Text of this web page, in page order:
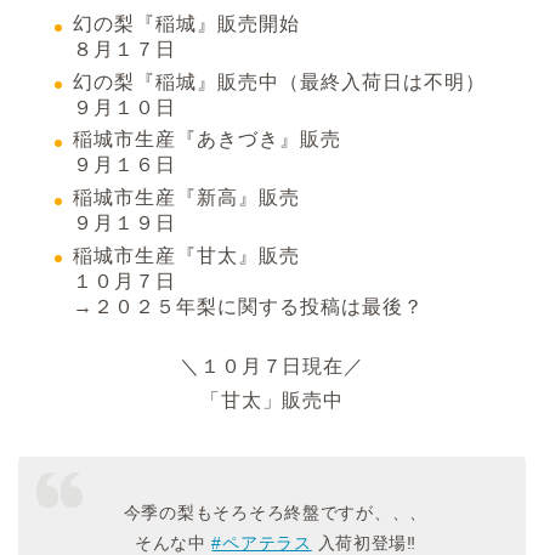
幻の梨『稲城』販売開始
８月１７日
幻の梨『稲城』販売中（最終入荷日は不明）
９月１０日
稲城市生産『あきづき』販売
９月１６日
稲城市生産『新高』販売
９月１９日
稲城市生産『甘太』販売
１０月７日
→２０２５年梨に関する投稿は最後？
＼１０月７日現在／
「甘太」販売中
今季の梨もそろそろ終盤ですが、、、
そんな中#ペアテラス 入荷初登場‼️